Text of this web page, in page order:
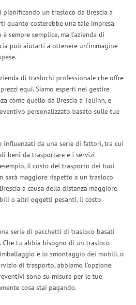
pianificando un trasloco da Brescia a
quanto costerebbe una tale impresa.
sempre semplice, ma l’azienda di
può aiutarti a ottenere un’immagine
di traslochi professionale che offre
equi. Siamo esperti nel gestire
come quello da Brescia a Tallinn, e
personalizzato basato sulle tue
influenzati da una serie di fattori, tra cui
beni da trasportare e i servizi
il costo del trasporto dei tuoi
sarà maggiore rispetto a un trasloco
a causa della distanza maggiore.
o altri oggetti pesanti, il costo
serie di pacchetti di trasloco basati
Che tu abbia bisogno di un trasloco
e lo smontaggio dei mobili, o
di trasporto, abbiamo l’opzione
sono su misura per le tue
cosa stai pagando.